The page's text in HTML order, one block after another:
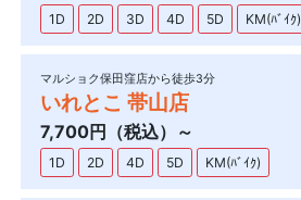
1D 2D 3D 4D 5D KM(ﾊﾞｲｸ)
マルショク保田窪店から徒歩3分
いれとこ 帯山店
7,700円（税込）～
1D 2D 4D 5D KM(ﾊﾞｲｸ)